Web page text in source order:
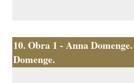
10. Obra 1 - Anna
Domenge.